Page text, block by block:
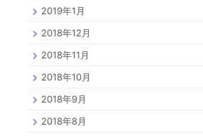
2019年1月
2018年12月
2018年11月
2018年10月
2018年9月
2018年8月